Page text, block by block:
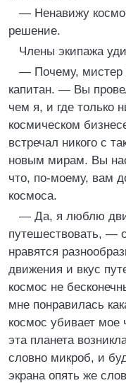
— Ненавижу
решение.
Члены экипажа
— Почему, мистер
капитан. — Вы
чем я, и где только
космическом
встречал никого с
новым мирам. Вы
что, по-моему, вам
космоса.
— Да, я люблю
путешествовать, —
нравятся
движения и вкус
космос не
мне понравилась
космос убивает мое
эта планета
словно микроб, и
экрана опять же